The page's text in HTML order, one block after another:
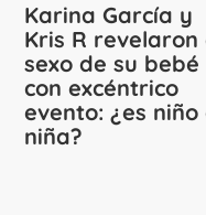
Karina García y
Kris R revelaron
sexo de su bebé
con excéntrico
evento: ¿es niño
niña?